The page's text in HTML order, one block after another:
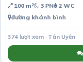
100 m² 3 PN 2 WC
đường khánh bình
374 lượt xem · Tân Uyên